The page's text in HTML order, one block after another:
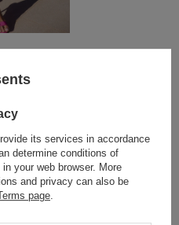
its services in accordance
determine conditions of
your web browser. More
and privacy can also be
page